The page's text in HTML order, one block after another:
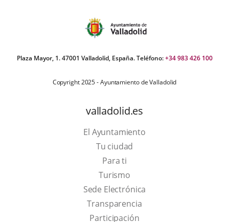
Plaza Mayor, 1. 47001 Valladolid, España. Teléfono:+34 983 426 100
Copyright 2025 - Ayuntamiento de Valladolid
valladolid.es
El Ayuntamiento
Tu ciudad
Para ti
TurismoThis
link
will
open
Sede Electrónica
Transparencia
Participación